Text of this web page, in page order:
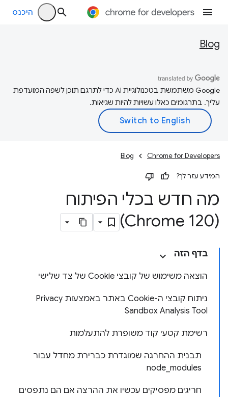
היכנס
Blog
‫Google משתמשת בטכנולוגיית AI כדי לתרגם תוכן לשפה המועדפת
עליך. בתרגומים כאלו עשויות להיות שגיאות.
Chrome for Developers
Blog
המידע עזר לך?
מה חדש בכלי הפיתוח
(Chrome 120)
בדף הזה
הוצאה משימוש של קובצי Cookie של צד שלישי
ניתוח קובצי ה-Cookie באתר באמצעות Privacy
Sandbox Analysis Tool
רשימת קטעי קוד משופרת להתעלמות
תבנית ההחרגה שמוגדרת כברירת מחדל עבור
node_modules
חריגים מפסיקים עכשיו את ההרצה אם הם נתפסים